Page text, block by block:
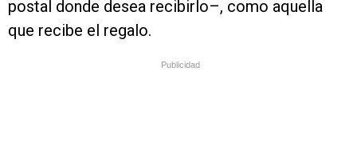
postal donde desea recibirlo–, como aquella
que recibe el regalo.
Publicidad